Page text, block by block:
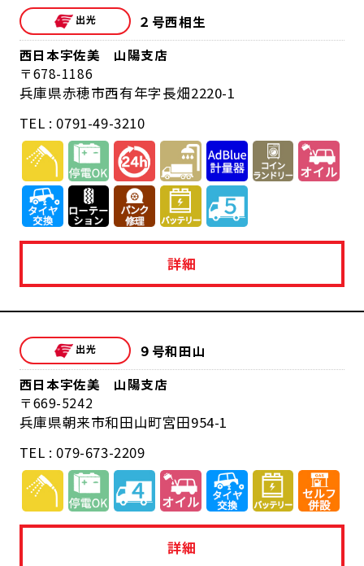
２号西相生
西日本宇佐美 山陽支店
678-1186
兵庫県赤穂市西有年字長畑2220-1
TEL : 0791-49-3210
詳細
９号和田山
西日本宇佐美 山陽支店
669-5242
兵庫県朝来市和田山町宮田954-1
TEL : 079-673-2209
詳細